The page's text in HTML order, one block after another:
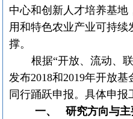
中心和创新人才培养基地
用和特色农业产业可持续
撑。
根据“开放、流动、
发布2018和2019年开放基
同行踊跃申报。具体申报
一、
研究方向与